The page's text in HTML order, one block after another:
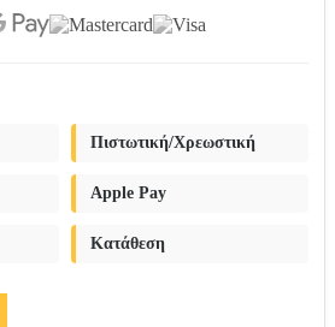
Πιστωτική/Χρεωστική
Apple Pay
Κατάθεση